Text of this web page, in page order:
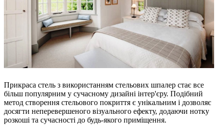
Прикраса стель з використанням стельових шпалер стає все
більш популярним у сучасному дизайні інтер'єру. Подібний
метод створення стельового покриття є унікальним і дозволяє
досягти неперевершеного візуального ефекту, додаючи нотку
розкоші та сучасності до будь-якого приміщення.